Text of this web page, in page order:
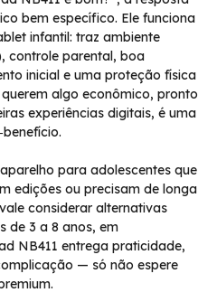
bem específico. Ele funciona
infantil: traz ambiente
controle parental, boa
inicial e uma proteção física
algo econômico, pronto
experiências digitais, é uma
para adolescentes que
edições ou precisam de longa
considerar alternativas
de 3 a 8 anos, em
NB411 entrega praticidade,
— só não espere